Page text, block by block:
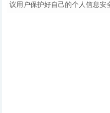
议用户保护好自己的个人信息安